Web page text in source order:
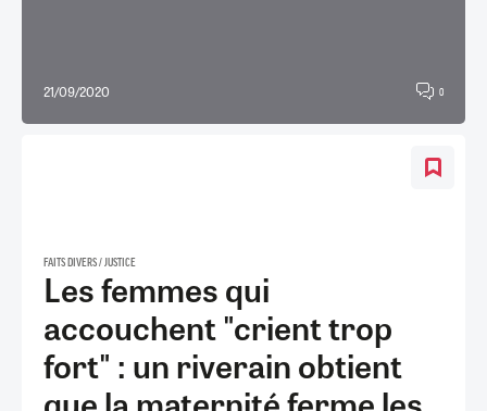
21/09/2020 0
FAITS DIVERS / JUSTICE
Les femmes qui
accouchent "crient trop
fort" : un riverain obtient